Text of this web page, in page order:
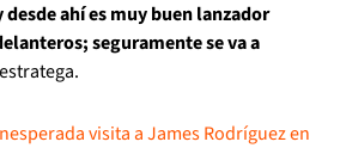
ahí es muy buen lanzador
seguramente se va a
visita a James Rodríguez en